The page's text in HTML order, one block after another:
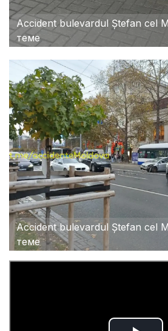
Accident bulevardul Ștefan cel
теме
Accident bulevardul Ștefan cel
теме